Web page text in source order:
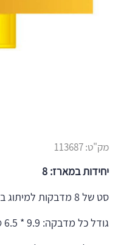
מק"ט:113687
יחידות במארז: 8
סט של 8 מדבקות למיתוג בועות סבון
גודל כל מדבקה: 9.9 * 6.5 ס”מ